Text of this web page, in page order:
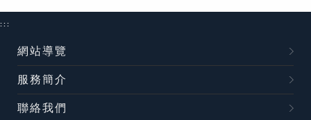
:::
網站導覽
服務簡介
聯絡我們